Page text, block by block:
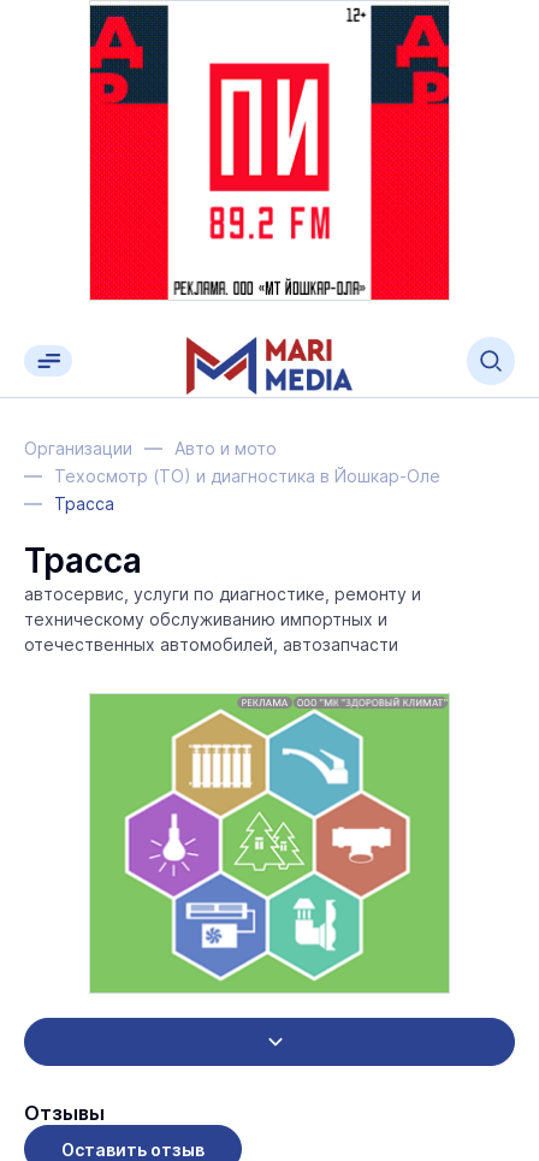
Организации
Авто и мото
Техосмотр (ТО) и диагностика в Йошкар-Оле
Трасса
Трасса
автосервис, услуги по диагностике, ремонту и
техническому обслуживанию импортных и
отечественных автомобилей, автозапчасти
Отзывы
Оставить отзыв